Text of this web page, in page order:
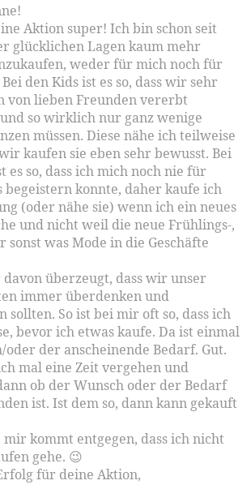
Aktion super! Ich bin schon seit
glücklichen Lagen kaum mehr
weder für mich noch für
den Kids ist es so, dass wir sehr
von lieben Freunden vererbt
so wirklich nur ganz wenige
müssen. Diese nähe ich teilweise
kaufen sie eben sehr bewusst. Bei
es so, dass ich mich noch nie für
begeistern konnte, daher kaufe ich
(oder nähe sie) wenn ich ein neues
und nicht weil die neue Frühlings-,
sonst was Mode in die Geschäfte
überzeugt, dass wir unser
immer überdenken und
sollten. So ist bei mir oft so, dass ich
bevor ich etwas kaufe. Da ist einmal
oder der anscheinende Bedarf. Gut.
mal eine Zeit vergehen und
ob der Wunsch oder der Bedarf
ist. Ist dem so, dann kann gekauft
mir kommt entgegen, dass ich nicht
gehe. 😉
für deine Aktion,